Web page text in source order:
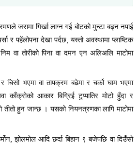
जरामा गिर्खा लाग्न गई बोटको मुन्टा बढ्न नपाई
र पहेंलोपना देखा पर्दछ, यस्तो अवस्थामा प्लाष्टिक
वा तोरीको पिना वा दमन एन अलिअलि माटोमा
चिसो भएमा वा तापक्रम बढेमा र चर्को घाम भएमा
काँक्रोको आकार बिग्रिई टुप्पातिर मोटो हुँदा र
तीतो हुन जान्छ । यसको नियनत्रणका लागि माटोमा
झोलमोल आदि छर्दा बिहान ९ बजेपछि वा दिउँसो